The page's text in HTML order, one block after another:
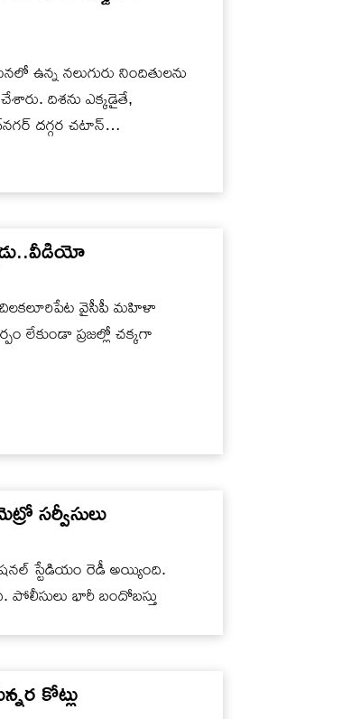
ఉన్న నలుగురు నిందితులను
దిశను ఎక్కడైతే,
దగ్గర చటాన్…
చిలకలూరిపేట వైసీపీ మహిళా
లేకుండా ప్రజల్లో చక్కగా
సర్వీసులు
స్టేడియం రెడీ అయ్యింది.
భారీ బందోబస్తు
కోట్లు